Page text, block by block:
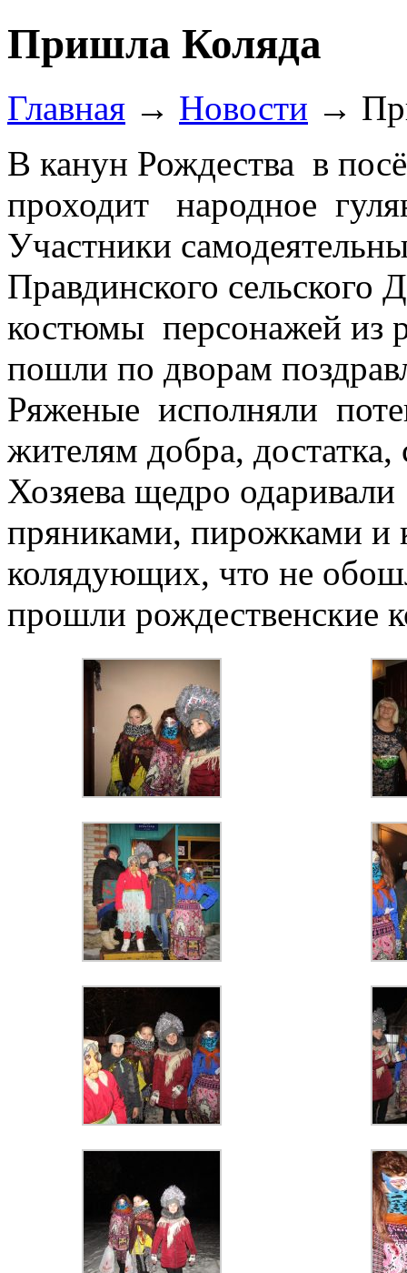
Пришла Коляда
Главная → Новости →
В канун Рождества в
проходит народное
Участники
Правдинского
костюмы персонажей из
пошли по дворам
Ряженые исполняли
жителям добра,
Хозяева щедро
пряниками, пирожками и
колядующих, что не
прошли рождественские